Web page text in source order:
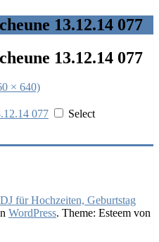
13.12.14 077
13.12.14 077
× 640)
Select
für Hochzeiten, Geburtstag
WordPress. Theme: Esteem von